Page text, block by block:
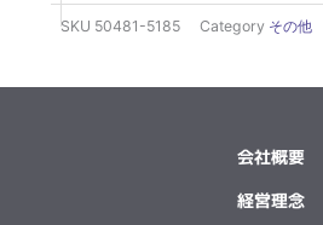
SKU 50481-5185 Category その他
会社概要
経営理念